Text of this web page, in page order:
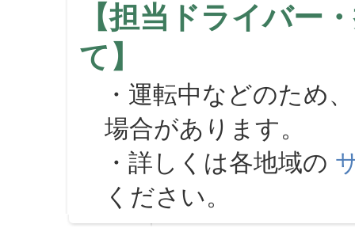
【担当ドライバー
て】
・運転中などのため
場合があります。
・詳しくは各地域の
ください。